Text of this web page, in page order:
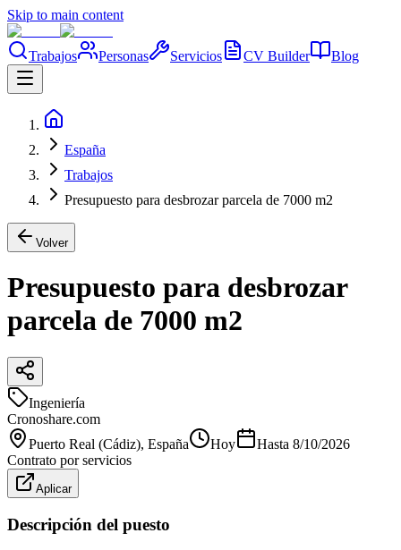
Skip to main content
Trabajos Personas Servicios CV Builder Blog
España
Trabajos
Presupuesto para desbrozar parcela de 7000 m2
Volver
Presupuesto para desbrozar
parcela de 7000 m2
Ingeniería
Cronoshare.com
Puerto Real (Cádiz), España Hoy Hasta 8/10/2026
Contrato por servicios
Aplicar
Descripción del puesto